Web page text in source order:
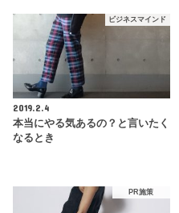
ビジネスマインド
2019.2.4
本当にやる気あるの？と言いたく
なるとき
PR施策